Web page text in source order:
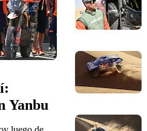
Yanbu